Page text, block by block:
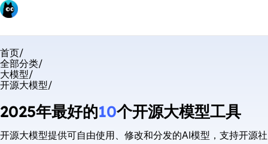
首页/
全部分类/
大模型/
开源大模型/
2025年最好的10个开源大模型工具
开源大模型提供可自由使用、修改和分发的AI模型，支持开源社